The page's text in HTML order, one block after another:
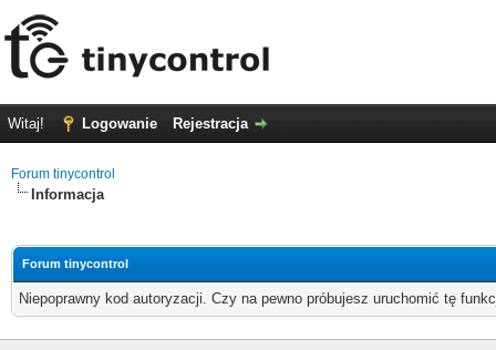
Witaj! Logowanie Rejestracja
Forum tinycontrol
Informacja
Forum tinycontrol
Niepoprawny kod autoryzacji. Czy na pewno próbujesz uruchomić tę